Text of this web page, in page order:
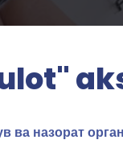
ва назорат